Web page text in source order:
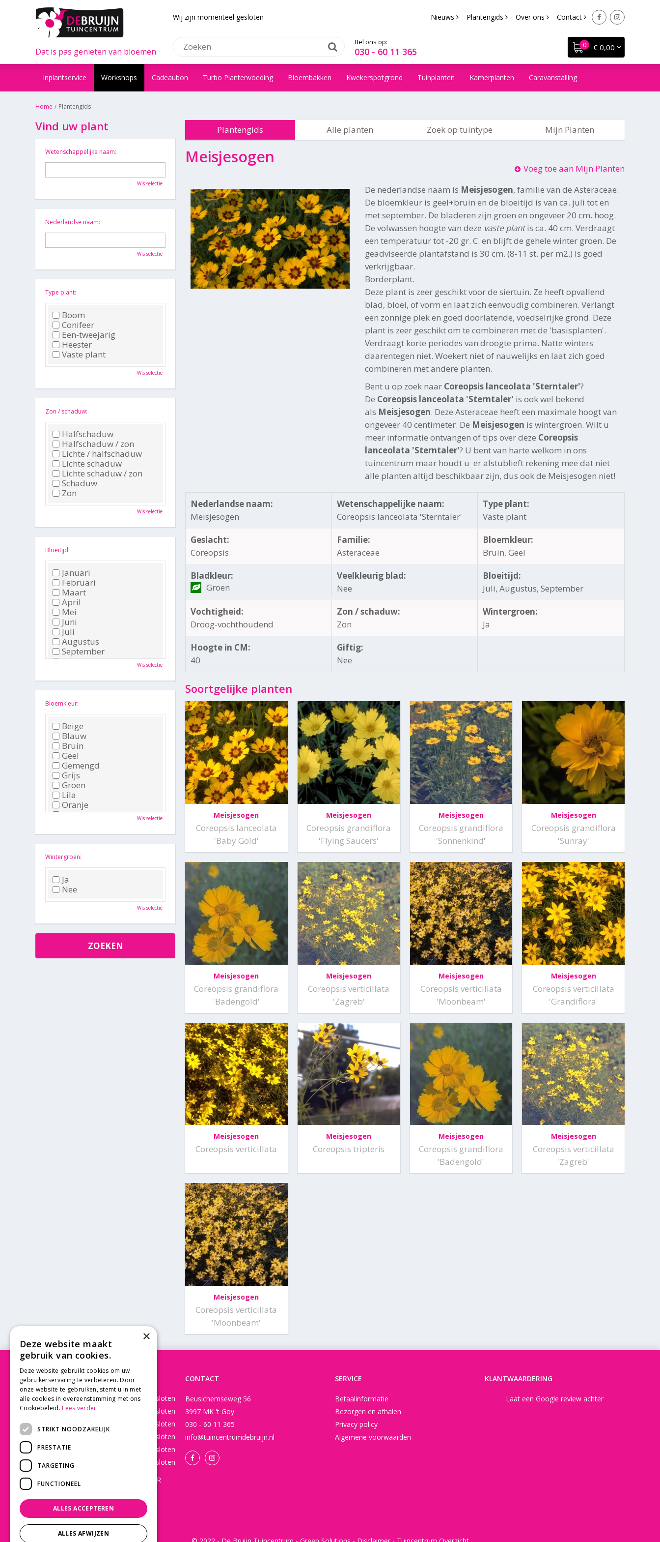
Home Plantengids
Wij zijn momenteel gesloten
Dat is pas genieten van bloemen
Nieuws Plantengids Over ons Contact
€ 0,00
Bel ons op:
030 - 60 11 365
Inplantservice Workshops Cadeaubon Turbo Plantenvoeding Bloembakken Kwekerspotgrond Tuinplanten Kamerplanten Caravanstalling
Plantengids Alle planten Zoek op tuintype Mijn Planten
Meisjesogen
Voeg toe aan Mijn Planten
De nederlandse naam is Meisjesogen, familie van de Asteraceae.
De bloemkleur is geel+bruin en de bloeitijd is van ca. juli tot en
met september. De bladeren zijn groen en ongeveer 20 cm. hoog.
De volwassen hoogte van deze vaste plantis ca. 40 cm. Verdraagt
een temperatuur tot -20 gr. C. en blijft de gehele winter groen. De
geadviseerde plantafstand is 30 cm. (8-11 st. per m2.) Is goed
verkrijgbaar.
Borderplant.
Deze plant is zeer geschikt voor de siertuin. Ze heeft opvallend
blad, bloei, of vorm en laat zich eenvoudig combineren. Verlangt
een zonnige plek en goed doorlatende, voedselrijke grond. Deze
plant is zeer geschikt om te combineren met de 'basisplanten'.
Verdraagt korte periodes van droogte prima. Natte winters
daarentegen niet. Woekert niet of nauwelijks en laat zich goed
combineren met andere planten.
Bent u op zoek naar Coreopsis lanceolata 'Sterntaler'?
De Coreopsis lanceolata 'Sterntaler' is ook wel bekend
als Meisjesogen. Deze Asteraceae heeft een maximale hoogt van
ongeveer 40 centimeter. De Meisjesogen is wintergroen. Wilt u
meer informatie ontvangen of tips over deze Coreopsis
lanceolata 'Sterntaler'? U bent van harte welkom in ons
tuincentrum maar houdt u er alstublieft rekening mee dat niet
alle planten altijd beschikbaar zijn, dus ook de Meisjesogen niet!
Nederlandse naam:
Meisjesogen
Wetenschappelijke naam:
Coreopsis lanceolata 'Sterntaler'
Type plant:
Vaste plant
Geslacht:
Coreopsis
Familie:
Asteraceae
Bloemkleur:
Bruin, Geel
Bladkleur:
Groen
Veelkleurig blad:
Nee
Bloeitijd:
Juli, Augustus, September
Vochtigheid:
Droog-vochthoudend
Zon / schaduw:
Zon
Wintergroen:
Ja
Hoogte in CM:
40
Giftig:
Nee
Soortgelijke planten
Meisjesogen
Coreopsis lanceolata
'Baby Gold'
Meisjesogen
Coreopsis grandiflora
'Flying Saucers'
Meisjesogen
Coreopsis grandiflora
'Sonnenkind'
Meisjesogen
Coreopsis grandiflora
'Sunray'
Meisjesogen
Coreopsis grandiflora
'Badengold'
Meisjesogen
Coreopsis verticillata
'Zagreb'
Meisjesogen
Coreopsis verticillata
'Moonbeam'
Meisjesogen
Coreopsis verticillata
'Grandiflora'
Meisjesogen
Coreopsis verticillata
Meisjesogen
Coreopsis tripteris
Meisjesogen
Coreopsis grandiflora
'Badengold'
Meisjesogen
Coreopsis verticillata
'Zagreb'
Meisjesogen
Coreopsis verticillata
'Moonbeam'
Vind uw plant
Wetenschappelijke naam:
Wis selectie
Nederlandse naam:
Wis selectie
Type plant:
Boom
Conifeer
Een-tweejarig
Heester
Vaste plant
Wis selectie
Zon / schaduw:
Halfschaduw
Halfschaduw / zon
Lichte / halfschaduw
Lichte schaduw
Lichte schaduw / zon
Schaduw
Zon
Wis selectie
Bloeitijd:
Januari
Februari
Maart
April
Mei
Juni
Juli
Augustus
September
Oktober
December
Wis selectie
Bloemkleur:
Beige
Blauw
Bruin
Geel
Gemengd
Grijs
Groen
Lila
Oranje
Paars
Roze
Zwart
Wis selectie
Wintergroen:
Ja
Nee
Wis selectie
OPENINGSTIJDEN
Maandag
Gesloten
Dinsdag
Gesloten
Gesloten
Gesloten
Vrijdag
Gesloten
Zaterdag
Gesloten
WEBSHOP OPEN 24/7 365 DAGEN PER
DAGELIJKS VERZONDEN!
Toon alle openingstijden
CONTACT
Beusichemseweg 56
3997 MK 't Goy
030 - 60 11 365
info@tuincentrumdebruijn.nl
SERVICE
Betaalinformatie
Bezorgen en afhalen
Privacy policy
Algemene voorwaarden
KLANTWAARDERING
Laat een Google review achter
×
Deze website maakt
gebruik van cookies.
Deze website gebruikt cookies om uw
gebruikerservaring te verbeteren. Door
onze website te gebruiken, stemt u in met
alle cookies in overeenstemming met ons
Cookiebeleid. Lees verder
STRIKT NOODZAKELIJK
PRESTATIE
TARGETING
FUNCTIONEEL
ALLES ACCEPTEREN
ALLES AFWIJZEN